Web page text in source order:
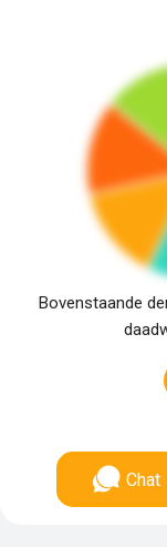
Bovenstaande
Chat